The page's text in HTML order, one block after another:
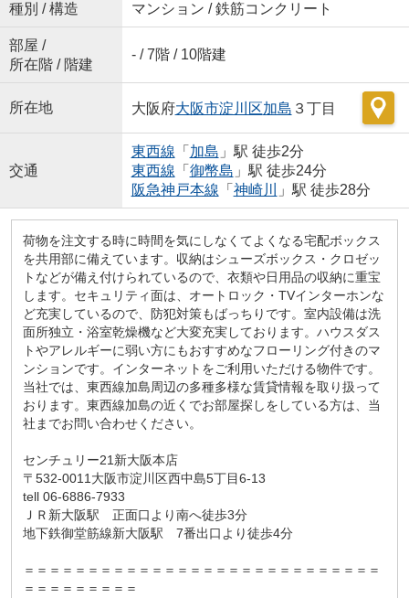
種別 / 構造 マンション / 鉄筋コンクリート
部屋 /
所在階 / 階建
- / 7階 / 10階建
所在地 大阪府大阪市淀川区加島 ３丁目
交通
東西線 「 加島 」駅 徒歩2分
東西線 「 御幣島 」駅 徒歩24分
阪急神戸本線 「 神崎川 」駅 徒歩28分
荷物を注文する時に時間を気にしなくてよくなる宅配ボックス
を共用部に備えています。収納はシューズボックス・クロゼッ
トなどが備え付けられているので、衣類や日用品の収納に重宝
します。セキュリティ面は、オートロック・TVインターホンな
ど充実しているので、防犯対策もばっちりです。室内設備は洗
面所独立・浴室乾燥機など大変充実しております。ハウスダス
トやアレルギーに弱い方にもおすすめなフローリング付きのマ
ンションです。インターネットをご利用いただける物件です。
当社では、東西線加島周辺の多種多様な賃貸情報を取り扱って
おります。東西線加島の近くでお部屋探しをしている方は、当
社までお問い合わせください。
センチュリー21新大阪本店
〒532-0011大阪市淀川区西中島5丁目6-13
tell 06-6886-7933
ＪＲ新大阪駅 正面口より南へ徒歩3分
地下鉄御堂筋線新大阪駅 7番出口より徒歩4分
＝＝＝＝＝＝＝＝＝＝＝＝＝＝＝＝＝＝＝＝＝＝＝＝＝＝＝＝
＝＝＝＝＝＝＝＝＝